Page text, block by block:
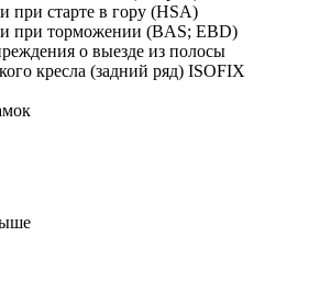
при старте в гору (HSA)
при торможении (BAS; EBD)
о выезде из полосы
кресла (задний ряд) ISOFIX